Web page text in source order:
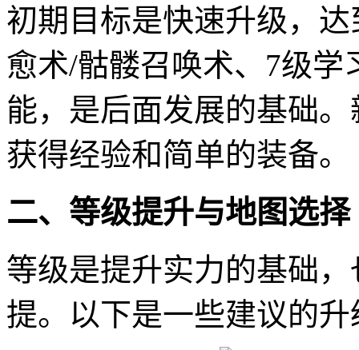
初期目标是快速升级，
愈术/骷髅召唤术、7级
能，是后面发展的基础
获得经验和简单的装备。
二、等级提升与地图选择
等级是提升实力的基础
提。以下是一些建议的